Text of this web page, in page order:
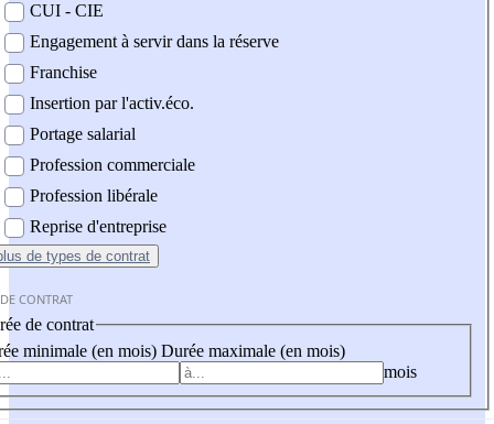
CUI - CIE
Engagement à servir dans la réserve
Franchise
Insertion par l'activ.éco.
Portage salarial
Profession commerciale
Profession libérale
Reprise d'entreprise
de types de contrat
CONTRAT
de contrat
minimale (en mois) Durée maximale (en mois)
mois